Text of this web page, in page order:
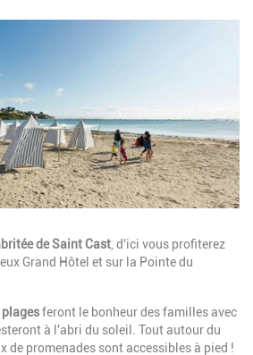
de Saint Cast, d'ici vous profiterez
Grand Hôtel et sur la Pointe du
feront le bonheur des familles avec
à l'abri du soleil. Tout autour du
de promenades sont accessibles à pied !